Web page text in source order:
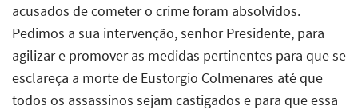
acusados de cometer o crime foram absolvidos.
Pedimos a sua intervenção, senhor Presidente, para
agilizar e promover as medidas pertinentes para que se
esclareça a morte de Eustorgio Colmenares até que
todos os assassinos sejam castigados e para que essa